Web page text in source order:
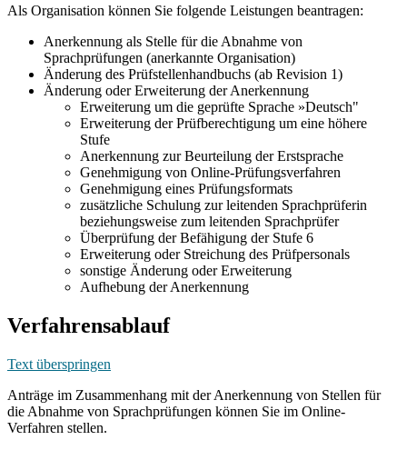
Als Organisation können Sie folgende Leistungen beantragen:
Anerkennung als Stelle für die Abnahme von
Sprachprüfungen (anerkannte Organisation)
Änderung des Prüfstellenhandbuchs (ab Revision 1)
Änderung oder Erweiterung der Anerkennung
Erweiterung um die geprüfte Sprache »Deutsch"
Erweiterung der Prüfberechtigung um eine höhere
Stufe
Anerkennung zur Beurteilung der Erstsprache
Genehmigung von Online-Prüfungsverfahren
Genehmigung eines Prüfungsformats
zusätzliche Schulung zur leitenden Sprachprüferin
beziehungsweise zum leitenden Sprachprüfer
Überprüfung der Befähigung der Stufe 6
Erweiterung oder Streichung des Prüfpersonals
sonstige Änderung oder Erweiterung
Aufhebung der Anerkennung
Verfahrensablauf
Text überspringen
Anträge im Zusammenhang mit der Anerkennung von Stellen für
die Abnahme von Sprachprüfungen können Sie im Online-
Verfahren stellen.